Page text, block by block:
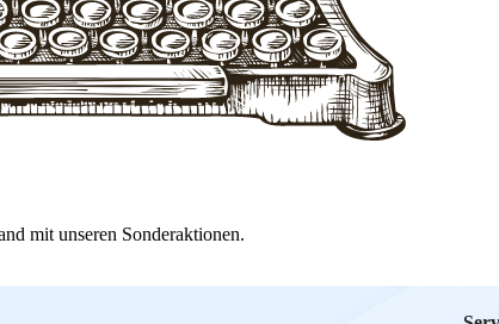
mit unseren Sonderaktionen.